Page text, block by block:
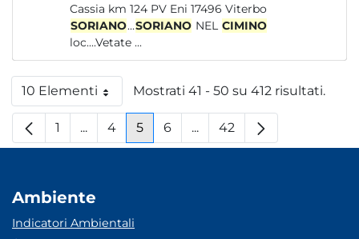
Cassia km 124 PV Eni 17496 Viterbo
SORIANO...SORIANO NEL CIMINO
loc....Vetate ...
10 ElementiPer paginaMostrati 41 - 50 su 412 risultati.
Pagina
1 ...Pagine intermedie
Pagina
4 Pagina
5 Pagina
6 ...Pagine intermedie
Pagina
42
Ambiente
Indicatori Ambientali